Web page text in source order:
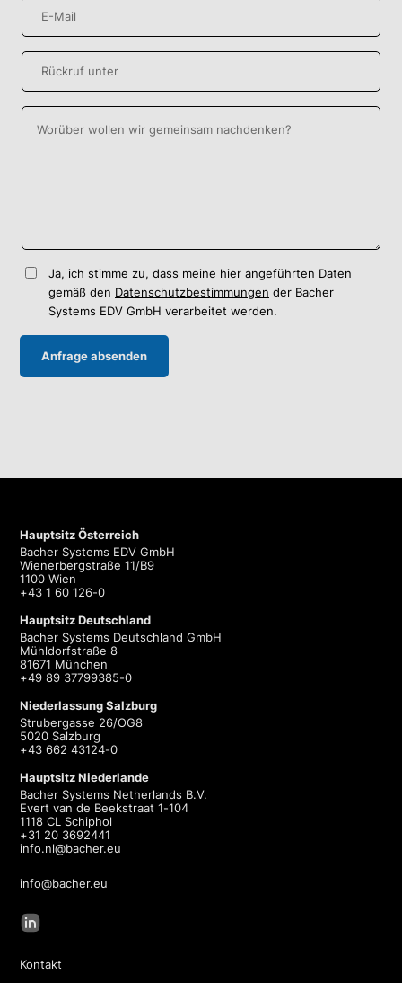
Ja, ich stimme zu, dass meine hier angeführten Daten
gemäß den Datenschutzbestimmungen der Bacher
Systems EDV GmbH verarbeitet werden.
Hauptsitz Österreich
Bacher Systems EDV GmbH
Wienerbergstraße 11/B9
1100 Wien
+43 1 60 126-0
Hauptsitz Deutschland
Bacher Systems Deutschland GmbH
Mühldorfstraße 8
81671 München
+49 89 37799385-0
Niederlassung Salzburg
Strubergasse 26/OG8
5020 Salzburg
+43 662 43124-0
Hauptsitz Niederlande
Bacher Systems Netherlands B.V.
Evert van de Beekstraat 1-104
1118 CL Schiphol
+31 20 3692441
info.nl@bacher.eu
info@bacher.eu
Kontakt